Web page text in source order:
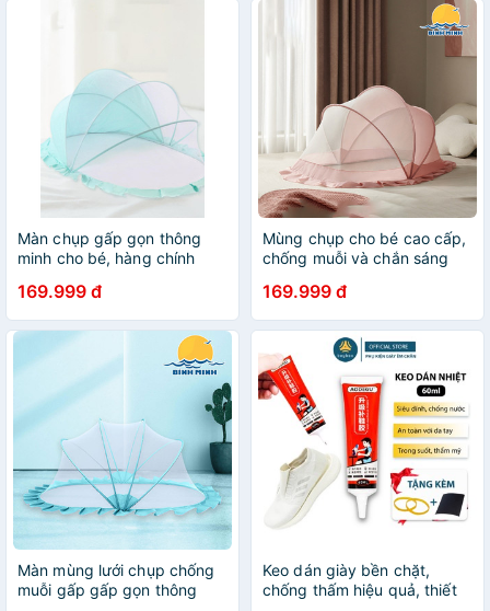
Màn chụp gấp gọn thông
minh cho bé, hàng chính
phí giao hàng
169.999 đ
Mùng chụp cho bé cao cấp,
chống muỗi và chắn sáng
thông thoáng, an toàn cho
bé.
169.999 đ
Màn mùng lưới chụp chống
muỗi gấp gấp gọn thông
Keo dán giày bền chặt,
chống thấm hiệu quả, thiết